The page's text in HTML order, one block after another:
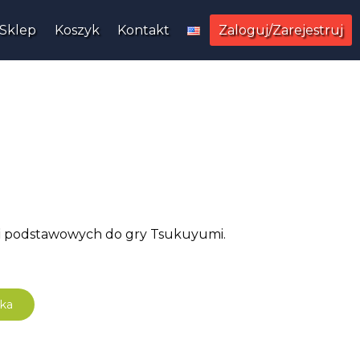
Sklep Koszyk Kontakt Zaloguj/Zarejestruj
do gry Tsukuyumi.